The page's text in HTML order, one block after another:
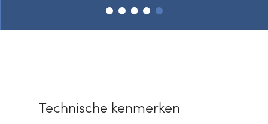
Technische kenmerken